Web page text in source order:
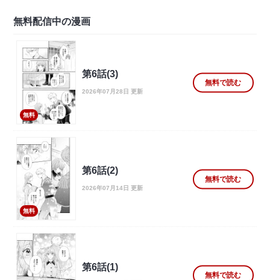
無料配信中の漫画
無料
第6話(3)
2026年07月28日 更新
無料で読む
無料
第6話(2)
2026年07月14日 更新
無料で読む
第6話(1)
無料で読む